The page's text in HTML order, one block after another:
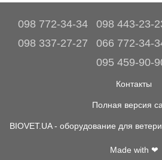
098 772-34-34 098 443-23-
098 337-27-27
066 772-34-
095 459-90-
Контакты
Полная версия
BIOVET.UA - оборудование для
Made with ❤